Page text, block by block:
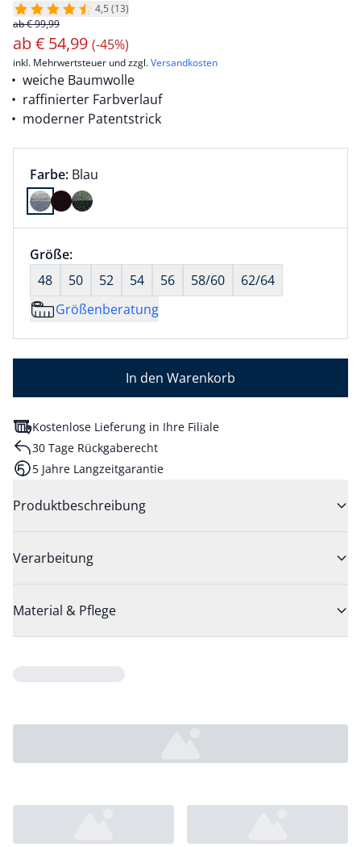
4,5 (13)
ab € 99,99
ab€ 54,99 (-45%)
inkl. Mehrwertsteuer und zzgl.Versandkosten
weiche Baumwolle
raffinierter Farbverlauf
moderner Patentstrick
Farbauswahl:
Farbe: aktuell ausgewählt:
Blau
Farbe Blau ausgewählt
Größenauswahl:
Größe:nichts ausgewählt
48
50 52 54 56 58/60
62/64
Größenberatung
In den Warenkorb
Kostenlose Lieferung in Ihre Filiale
30 Tage Rückgaberecht
5 Jahre Langzeitgarantie
Produktbeschreibung
Verarbeitung
Material & Pflege